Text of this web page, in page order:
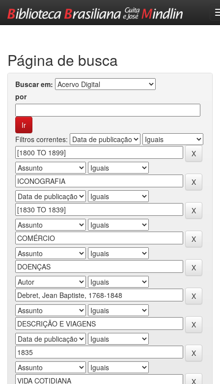
Página de busca
Buscar em:
por
Filtros correntes: